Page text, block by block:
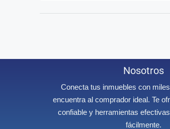
Nosotros
Conecta tus inmuebles con
encuentra al comprador ideal. Te
confiable y herramientas
fácilmente.